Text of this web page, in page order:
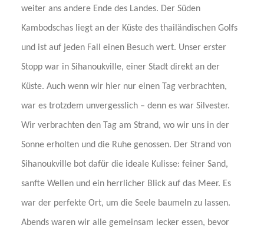
weiter ans andere Ende des Landes. Der Süden
Kambodschas liegt an der Küste des thailändischen Golfs
und ist auf jeden Fall einen Besuch wert. Unser erster
Stopp war in Sihanoukville, einer Stadt direkt an der
Küste. Auch wenn wir hier nur einen Tag verbrachten,
war es trotzdem unvergesslich – denn es war Silvester.
Wir verbrachten den Tag am Strand, wo wir uns in der
Sonne erholten und die Ruhe genossen. Der Strand von
Sihanoukville bot dafür die ideale Kulisse: feiner Sand,
sanfte Wellen und ein herrlicher Blick auf das Meer. Es
war der perfekte Ort, um die Seele baumeln zu lassen.
Abends waren wir alle gemeinsam lecker essen, bevor